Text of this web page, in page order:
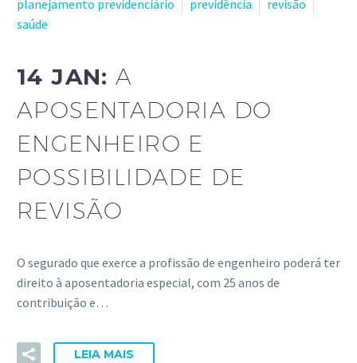
planejamento previdenciário
previdência
revisão
saúde
14 JAN:A
APOSENTADORIA DO
ENGENHEIRO E
POSSIBILIDADE DE
REVISÃO
O segurado que exerce a profissão de engenheiro poderá ter
direito à aposentadoria especial, com 25 anos de
contribuição e…
LEIA MAIS